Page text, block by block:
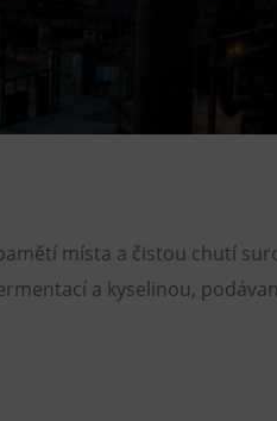
místa a čistou chutí
a kyselinou,